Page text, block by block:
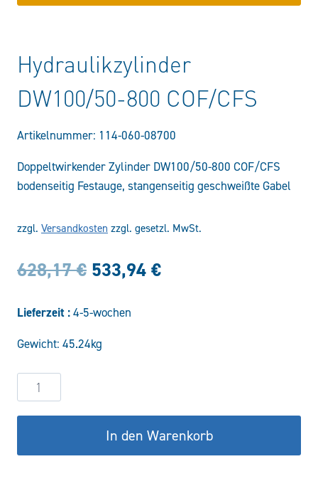
Hydraulikzylinder
DW100/50-800 COF/CFS
Artikelnummer: 114-060-08700
Doppeltwirkender Zylinder DW100/50-800 COF/CFS
bodenseitig Festauge, stangenseitig geschweißte Gabel
zzgl. Versandkosten zzgl. gesetzl. MwSt.
628,17€ Ursprünglicher
628,17 €
533,94 €Aktueller
Lieferzeit : 4-5-wochen
Gewicht: 45.24kg
Hydraulikzylinder
DW100/50-
800
Menge
In den Warenkorb